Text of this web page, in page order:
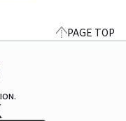
PAGE TOP